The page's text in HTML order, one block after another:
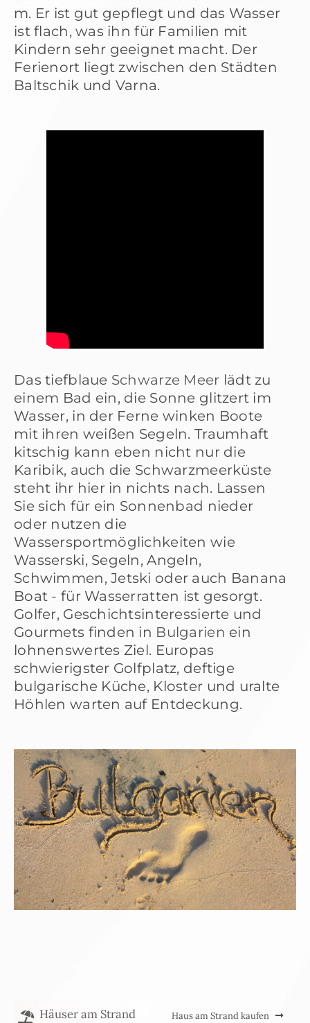
m. Er ist gut gepflegt und das Wasser
ist flach, was ihn für Familien mit
Kindern sehr geeignet macht. Der
Ferienort liegt zwischen den Städten
Baltschik und Varna.
Das tiefblaue Schwarze Meer lädt zu
einem Bad ein, die Sonne glitzert im
Wasser, in der Ferne winken Boote
mit ihren weißen Segeln. Traumhaft
kitschig kann eben nicht nur die
Karibik, auch die Schwarzmeerküste
steht ihr hier in nichts nach. Lassen
Sie sich für ein Sonnenbad nieder
oder nutzen die
Wassersportmöglichkeiten wie
Wasserski, Segeln, Angeln,
Schwimmen, Jetski oder auch Banana
Boat - für Wasserratten ist gesorgt.
Golfer, Geschichtsinteressierte und
Gourmets finden in Bulgarien ein
lohnenswertes Ziel. Europas
schwierigster Golfplatz, deftige
bulgarische Küche, Kloster und uralte
Höhlen warten auf Entdeckung.
Häuser am Strand Haus am Strand kaufen